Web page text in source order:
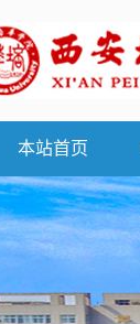
本站首页